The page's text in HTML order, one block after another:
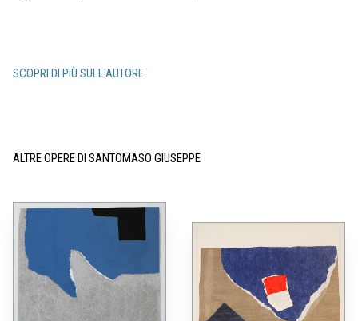
SCOPRI DI PIÙ SULL'AUTORE
ALTRE OPERE DI SANTOMASO GIUSEPPE